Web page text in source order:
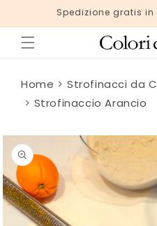
direttamente
ai contenuti
Spedizione gratis
Home
Strofinacci da
Strofinaccio Arancio
informazioni
sul
prodotto